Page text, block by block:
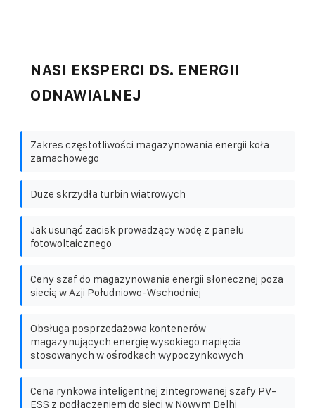
NASI EKSPERCI DS. ENERGII
ODNAWIALNEJ
Zakres częstotliwości magazynowania energii koła
zamachowego
Duże skrzydła turbin wiatrowych
Jak usunąć zacisk prowadzący wodę z panelu
fotowoltaicznego
Ceny szaf do magazynowania energii słonecznej poza
siecią w Azji Południowo-Wschodniej
Obsługa posprzedażowa kontenerów
magazynujących energię wysokiego napięcia
stosowanych w ośrodkach wypoczynkowych
Cena rynkowa inteligentnej zintegrowanej szafy PV-
ESS z podłączeniem do sieci w Nowym Delhi